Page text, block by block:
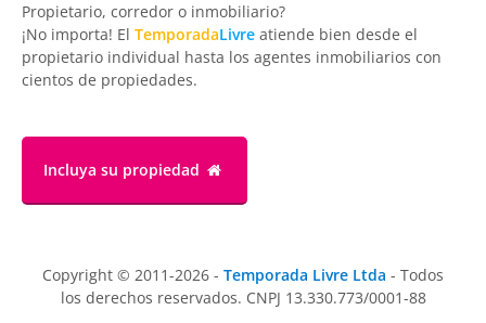
Propietario, corredor o inmobiliario?
¡No importa! El TemporadaLivre atiende bien desde el
propietario individual hasta los agentes inmobiliarios con
cientos de propiedades.
Incluya su propiedad
Copyright © 2011-2026 - Temporada Livre Ltda - Todos
los derechos reservados. CNPJ 13.330.773/0001-88